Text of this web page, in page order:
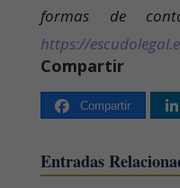
formas de
https://
Compartir
Compartir
Entradas